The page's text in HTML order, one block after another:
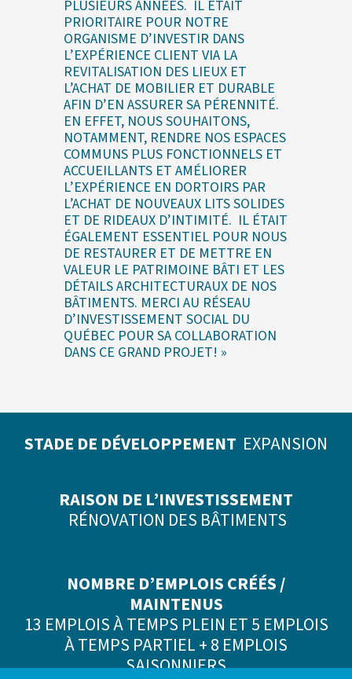
PLUSIEURS ANNÉES. IL ÉTAIT
PRIORITAIRE POUR NOTRE
ORGANISME D’INVESTIR DANS
L’EXPÉRIENCE CLIENT VIA LA
REVITALISATION DES LIEUX ET
L’ACHAT DE MOBILIER ET DURABLE
AFIN D’EN ASSURER SA PÉRENNITÉ.
EN EFFET, NOUS SOUHAITONS,
NOTAMMENT, RENDRE NOS ESPACES
COMMUNS PLUS FONCTIONNELS ET
ACCUEILLANTS ET AMÉLIORER
L’EXPÉRIENCE EN DORTOIRS PAR
L’ACHAT DE NOUVEAUX LITS SOLIDES
ET DE RIDEAUX D’INTIMITÉ. IL ÉTAIT
ÉGALEMENT ESSENTIEL POUR NOUS
DE RESTAURER ET DE METTRE EN
VALEUR LE PATRIMOINE BÂTI ET LES
DÉTAILS ARCHITECTURAUX DE NOS
BÂTIMENTS. MERCI AU RÉSEAU
D’INVESTISSEMENT SOCIAL DU
QUÉBEC POUR SA COLLABORATION
DANS CE GRAND PROJET! »
STADE DE DÉVELOPPEMENT EXPANSION
RAISON DE L’INVESTISSEMENT
RÉNOVATION DES BÂTIMENTS
NOMBRE D’EMPLOIS CRÉÉS /
MAINTENUS
13 EMPLOIS À TEMPS PLEIN ET 5 EMPLOIS
À TEMPS PARTIEL + 8 EMPLOIS
SAISONNIERS